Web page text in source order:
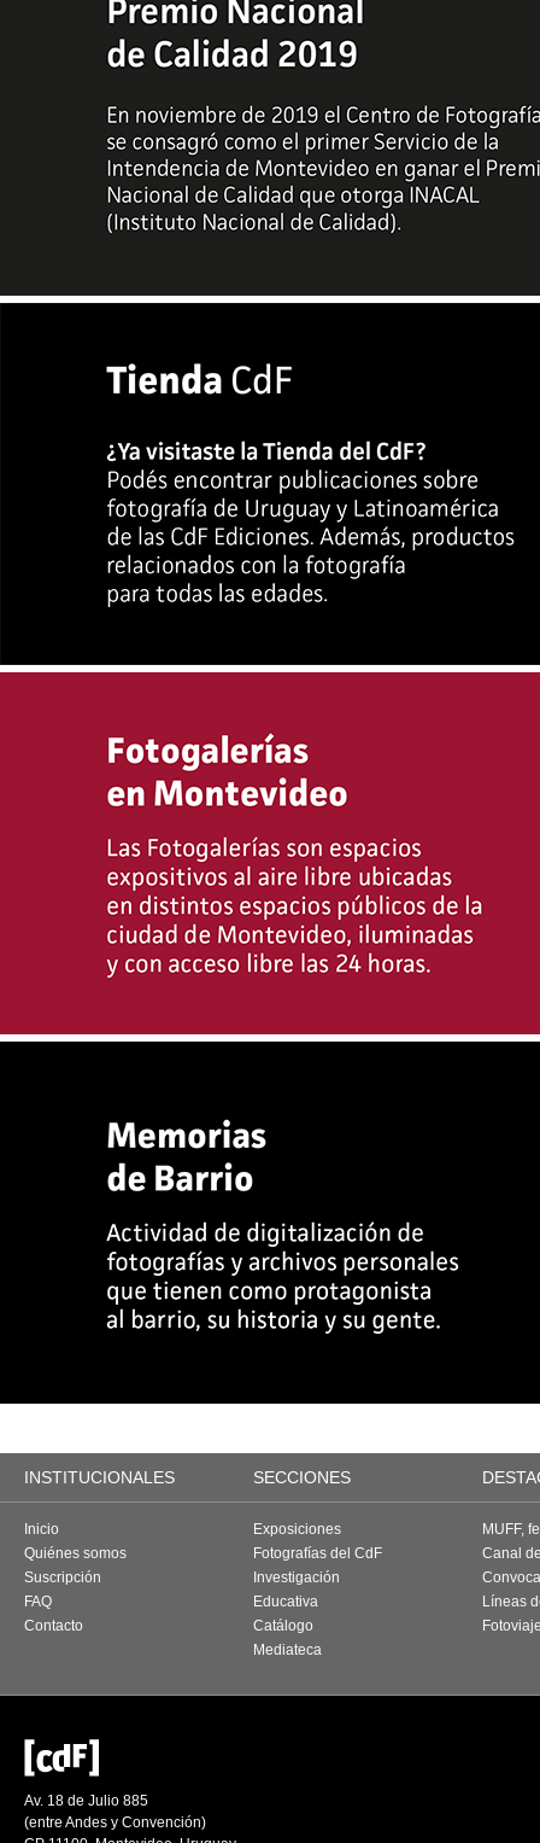
INSTITUCIONALES SECCIONES
Inicio
Quiénes somos
Suscripción
FAQ
Contacto
Exposiciones
Fotografías del CdF
Investigación
Educativa
Catálogo
Mediateca
MUFF,
Canal
Líneas
Av. 18 de Julio 885
(entre Andes y Convención)